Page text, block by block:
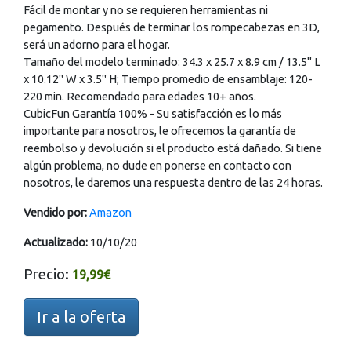
Fácil de montar y no se requieren herramientas ni
pegamento. Después de terminar los rompecabezas en 3D,
será un adorno para el hogar.
Tamaño del modelo terminado: 34.3 x 25.7 x 8.9 cm / 13.5" L
x 10.12" W x 3.5" H; Tiempo promedio de ensamblaje: 120-
220 min. Recomendado para edades 10+ años.
CubicFun Garantía 100% - Su satisfacción es lo más
importante para nosotros, le ofrecemos la garantía de
reembolso y devolución si el producto está dañado. Si tiene
algún problema, no dude en ponerse en contacto con
nosotros, le daremos una respuesta dentro de las 24 horas.
Vendido por:Amazon
Actualizado: 10/10/20
Precio: 19,99€
Ir a la oferta